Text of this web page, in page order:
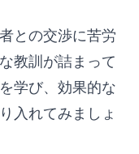
との交渉に苦労
教訓が詰まって
学び、効果的な
入れてみましょ